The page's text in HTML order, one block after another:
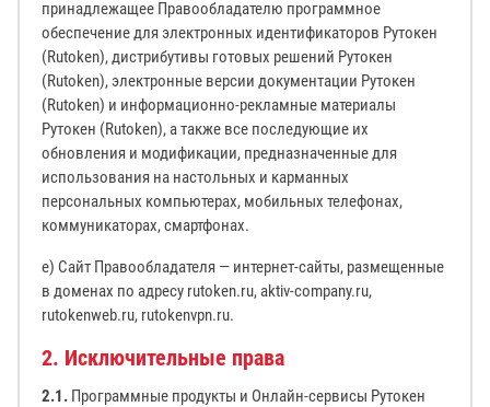
принадлежащее Правообладателю программное
обеспечение для электронных идентификаторов Рутокен
(Rutoken), дистрибутивы готовых решений Рутокен
(Rutoken), электронные версии документации Рутокен
(Rutoken) и информационно-рекламные материалы
Рутокен (Rutoken), а также все последующие их
обновления и модификации, предназначенные для
использования на настольных и карманных
персональных компьютерах, мобильных телефонах,
коммуникаторах, смартфонах.
е) Сайт Правообладателя — интернет-сайты, размещенные
в доменах по адресу rutoken.ru, aktiv-company.ru,
rutokenweb.ru, rutokenvpn.ru.
2. Исключительные права
2.1. Программные продукты и Онлайн-сервисы Рутокен